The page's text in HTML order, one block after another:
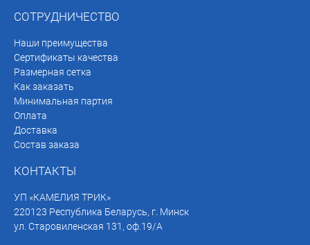
СОТРУДНИЧЕСТВО
Наши преимущества
Сертификаты качества
Размерная сетка
Как заказать
Минимальная партия
Оплата
Доставка
Состав заказа
КОНТАКТЫ
УП «КАМЕЛИЯ ТРИК»
220123 Республика Беларусь, г. Минск
ул. Старовиленская 131, оф.19/А